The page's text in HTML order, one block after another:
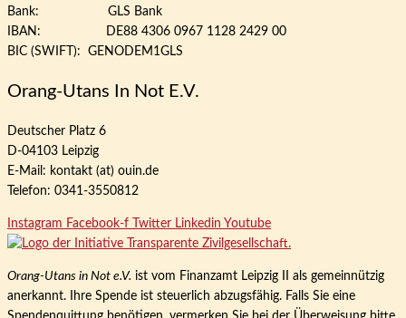
Bank: GLS Bank
IBAN: DE88 4306 0967 1128 2429 00
BIC (SWIFT): GENODEM1GLS
Orang-Utans In Not E.V.
Deutscher Platz 6
D-04103 Leipzig
E-Mail: kontakt (at) ouin.de
Telefon: 0341-3550812
Instagram Facebook-f Twitter Linkedin Youtube
Orang-Utans in Not e.V. ist vom Finanzamt Leipzig II als gemeinnützig
anerkannt. Ihre Spende ist steuerlich abzugsfähig. Falls Sie eine